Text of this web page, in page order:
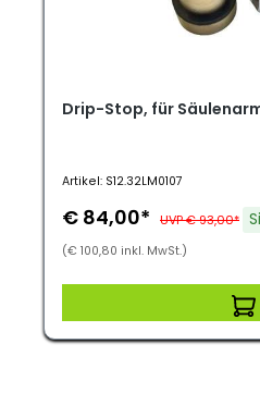
Drip-Stop, für
Artikel: S12.32LM0107
€ 84,00* UVP € 93,00*
(€ 100,80 inkl. MwSt.)